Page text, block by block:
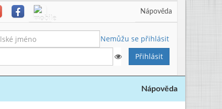
Nápověda
Nemůžu se přihlásit
Nápověda